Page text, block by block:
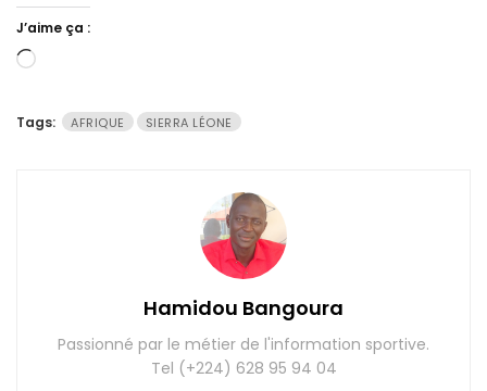
J’aime ça :
Chargement…
Tags: AFRIQUE SIERRA LÉONE
Hamidou Bangoura
Passionné par le métier de l'information sportive.
Tel (+224) 628 95 94 04